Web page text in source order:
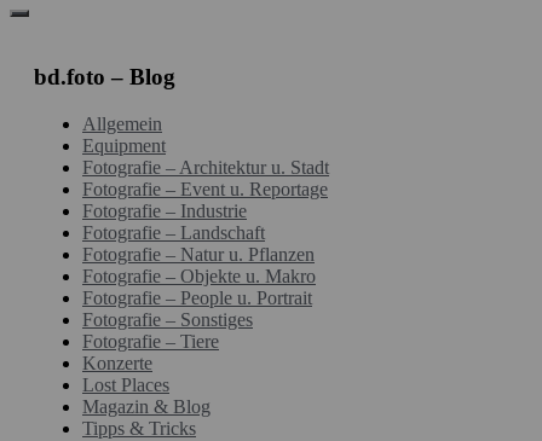
bd.foto – Blog
Allgemein
Equipment
Fotografie – Architektur u. Stadt
Fotografie – Event u. Reportage
Fotografie – Industrie
Fotografie – Landschaft
Fotografie – Natur u. Pflanzen
Fotografie – Objekte u. Makro
Fotografie – People u. Portrait
Fotografie – Sonstiges
Fotografie – Tiere
Konzerte
Lost Places
Magazin & Blog
Tipps & Tricks